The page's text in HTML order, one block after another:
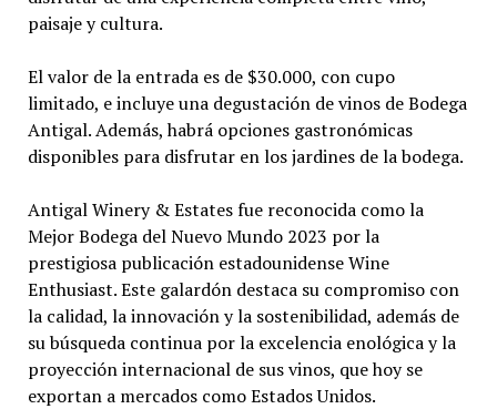
paisaje y cultura.
El valor de la entrada es de $30.000, con cupo
limitado, e incluye una degustación de vinos de Bodega
Antigal. Además, habrá opciones gastronómicas
disponibles para disfrutar en los jardines de la bodega.
Antigal Winery & Estates fue reconocida como la
Mejor Bodega del Nuevo Mundo 2023 por la
prestigiosa publicación estadounidense Wine
Enthusiast. Este galardón destaca su compromiso con
la calidad, la innovación y la sostenibilidad, además de
su búsqueda continua por la excelencia enológica y la
proyección internacional de sus vinos, que hoy se
exportan a mercados como Estados Unidos.